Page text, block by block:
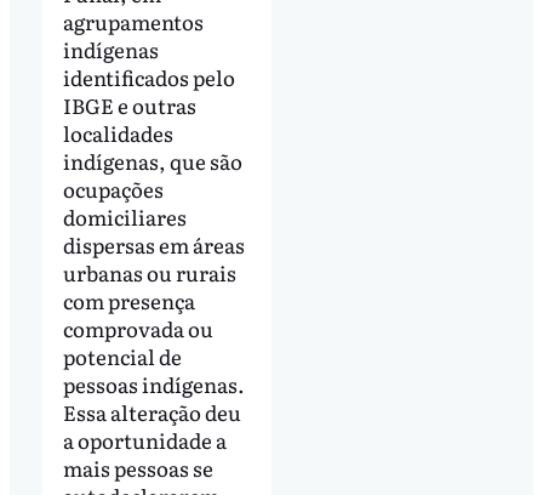
agrupamentos
indígenas
identificados pelo
IBGE e outras
localidades
indígenas, que são
ocupações
domiciliares
dispersas em áreas
urbanas ou rurais
com presença
comprovada ou
potencial de
pessoas indígenas.
Essa alteração deu
a oportunidade a
mais pessoas se